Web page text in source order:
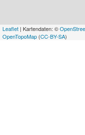
Leaflet | Kartendaten: ©
OpenTopoMap (CC-BY-SA)